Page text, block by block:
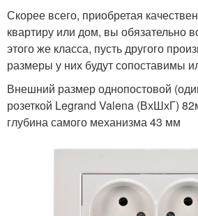
Скорее всего, приобретая
квартиру или дом, вы обязательно
этого же класса, пусть другого
размеры у них будут сопоставимы
Внешний размер однопостовой
розеткой Legrand Valena (ВхШхГ)
глубина самого механизма 43 мм